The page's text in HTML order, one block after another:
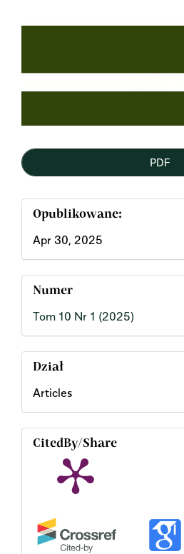
PDF
Opublikowane:
Apr 30, 2025
Numer
Tom 10 Nr 1 (2025)
Dział
Articles
CitedBy/Share